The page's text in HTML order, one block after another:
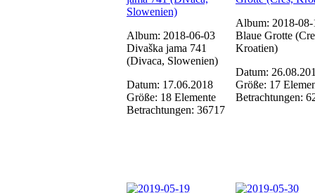
Album: 2018-06-03
Divaška jama 741
(Divaca, Slowenien)
Datum: 17.06.2018
Größe: 18 Elemente
Betrachtungen: 36717
Album: 2018-08-
Blaue Grotte
Kroatien)
Datum:
Größe: 17
Betrachtungen: